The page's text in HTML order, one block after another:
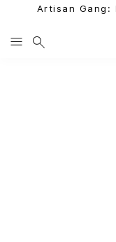
Artisan Gang: